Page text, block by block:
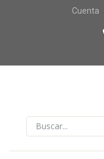
Cuenta